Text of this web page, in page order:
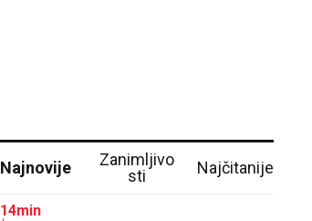
Najnovije
Zanimljivo
sti
Najčitanije
14min